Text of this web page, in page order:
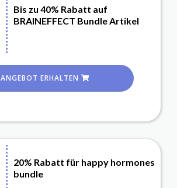
Bis zu 40% Rabatt auf
BRAINEFFECT Bundle Artikel
ANGEBOT ERHALTEN
20% Rabatt für happy hormones
bundle